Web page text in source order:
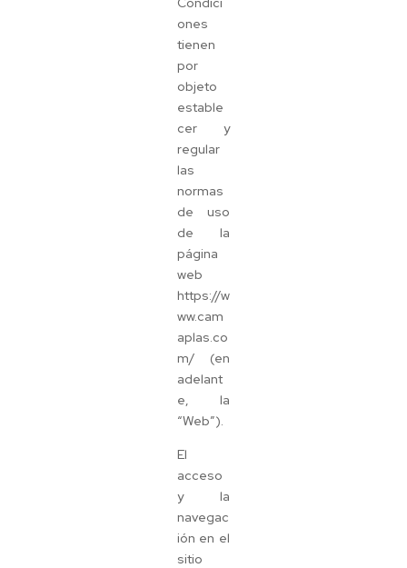
ones
tienen
por
objeto
estable
cer y
regular
las
normas
de uso
de la
página
web
https://w
ww.cam
aplas.co
m/ (en
adelant
e, la
“Web”).
El
acceso
y la
navegac
ión en el
sitio